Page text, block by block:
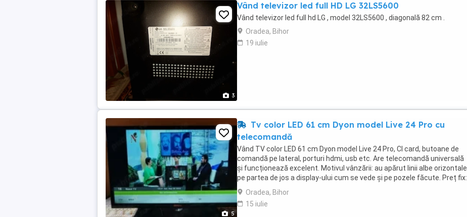
3
Vând televizor led full HD LG 32LS5600
Vând televizor led full hd LG , model 32LS5600 , diagonală 82 cm .
Oradea, Bihor
19 iulie
5
Tv color LED 61 cm Dyon model Live 24 Pro cu
telecomandă
Vând TV color LED 61 cm Dyon model Live 24 Pro, CI card, butoane de
comandă pe lateral, porturi hdmi, usb etc. Are telecomandă universală
și funcționează excelent. Motivul vânzării: au apărut linii albe orizontale
pe partea de jos a display-ului cum se vede și pe pozele făcute. Preț fix:
150 Lei
Oradea, Bihor
15 iulie